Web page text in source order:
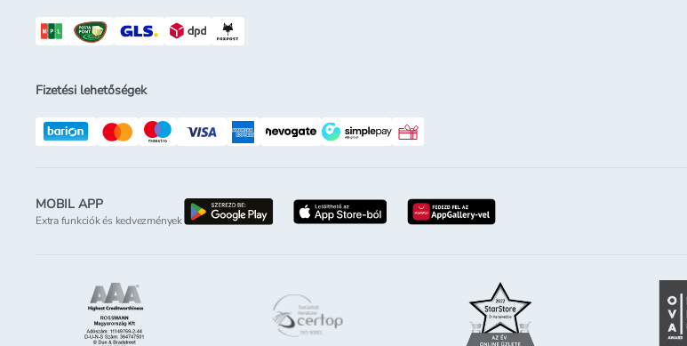
Fizetési lehetőségek
Rossmann ajándékkártya
MOBIL APP
Extra funkciók és kedvezmények
letöltés a google-play-rölletöltés az app-store-bólletöltés huawei app-galery-böl